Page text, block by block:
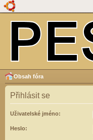
Obsah fóra
Přihlásit se
Uživatelské jméno:
Heslo: